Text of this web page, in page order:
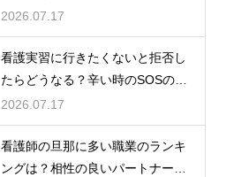
紹介
2026.07.17
看護実習に行きたくないと拒否し
たらどうなる？辛い時のSOSの出
し方
2026.07.17
看護師の旦那に多い職業のランキ
ングは？相性の良いパートナーの